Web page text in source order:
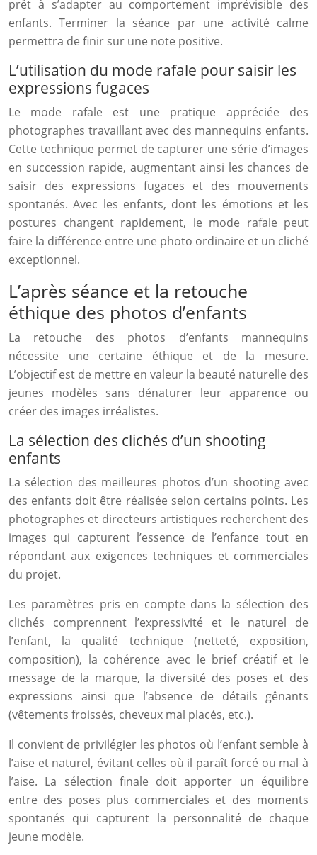
prêt à s’adapter au comportement imprévisible des
enfants. Terminer la séance par une activité calme
permettra de finir sur une note positive.
L’utilisation du mode rafale pour saisir les
expressions fugaces
Le mode rafale est une pratique appréciée des
photographes travaillant avec des mannequins enfants.
Cette technique permet de capturer une série d’images
en succession rapide, augmentant ainsi les chances de
saisir des expressions fugaces et des mouvements
spontanés. Avec les enfants, dont les émotions et les
postures changent rapidement, le mode rafale peut
faire la différence entre une photo ordinaire et un cliché
exceptionnel.
L’après séance et la retouche
éthique des photos d’enfants
La retouche des photos d’enfants mannequins
nécessite une certaine éthique et de la mesure.
L’objectif est de mettre en valeur la beauté naturelle des
jeunes modèles sans dénaturer leur apparence ou
créer des images irréalistes.
La sélection des clichés d’un shooting
enfants
La sélection des meilleures photos d’un shooting avec
des enfants doit être réalisée selon certains points. Les
photographes et directeurs artistiques recherchent des
images qui capturent l’essence de l’enfance tout en
répondant aux exigences techniques et commerciales
du projet.
Les paramètres pris en compte dans la sélection des
clichés comprennent l’expressivité et le naturel de
l’enfant, la qualité technique (netteté, exposition,
composition), la cohérence avec le brief créatif et le
message de la marque, la diversité des poses et des
expressions ainsi que l’absence de détails gênants
(vêtements froissés, cheveux mal placés, etc.).
Il convient de privilégier les photos où l’enfant semble à
l’aise et naturel, évitant celles où il paraît forcé ou mal à
l’aise. La sélection finale doit apporter un équilibre
entre des poses plus commerciales et des moments
spontanés qui capturent la personnalité de chaque
jeune modèle.